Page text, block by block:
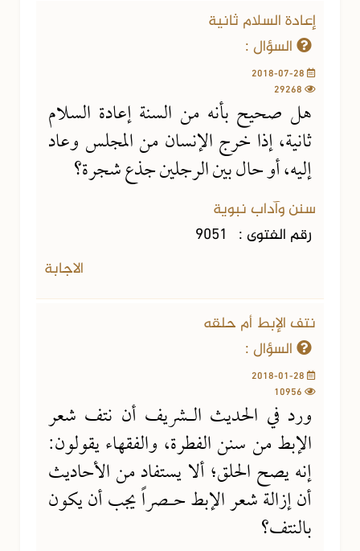
إعادة السلام ثانية
السؤال :
هل صحيح بأنه من السنة إعادة السلام
ثانية، إذا خرج الإنسان من المجلس وعاد
إليه، أو حال بين الرجلين جذع شجرة؟
سنن وآداب نبوية
رقم الفتوى : 9051
الاجابة
نتف الإبط أم حلقه
السؤال :
ورد في الحديث الـشريف أن نتف شعر
الإبط من سنن الفطرة، والفقهاء يقولون:
إنه يصح الحلق؛ ألا يستفاد من الأحاديث
أن إزالة شعر الإبط حـصراً يجب أن يكون
بالنتف؟